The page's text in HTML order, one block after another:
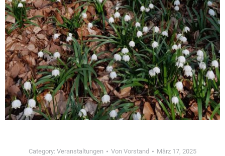
Category: Veranstaltungen Von Vorstand März 17, 2025